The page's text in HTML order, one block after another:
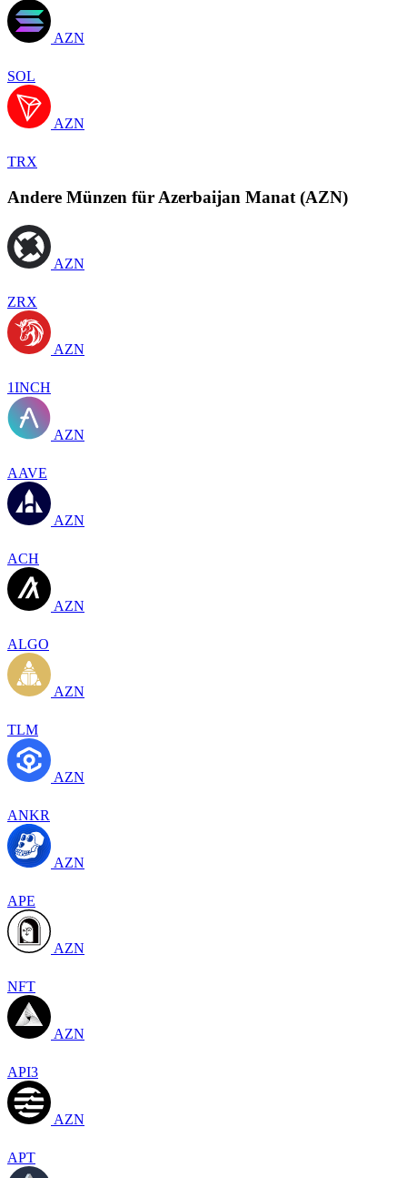
AZN
SOL
AZN
TRX
Andere Münzen für Azerbaijan Manat (AZN)
AZN
ZRX
AZN
1INCH
AZN
AAVE
AZN
ACH
AZN
ALGO
AZN
TLM
AZN
ANKR
AZN
APE
AZN
NFT
AZN
API3
AZN
APT